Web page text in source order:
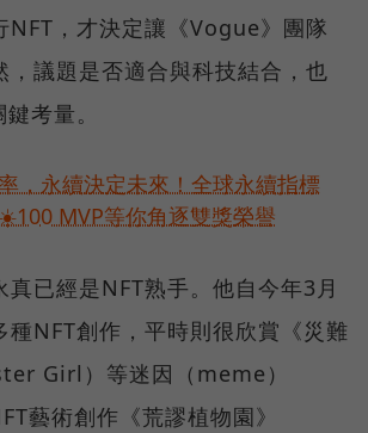
NFT，才決定讓《Vogue》團隊
，議題是否適合與科技結合，也
考量。
，永續決定未來！全球永續指標
MVP等你角逐雙獎榮譽
真已經是NFT熟手。他自今年3月
種NFT創作，平時則很欣賞《災難
Girl）等迷因（meme）
藝術創作《荒謬植物園》